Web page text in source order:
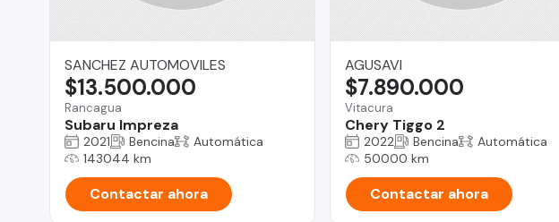
SANCHEZ AUTOMOVILES
Rancagua
Subaru Impreza
$13.500.000
2021 Bencina
Automática
143044 km
Contactar ahora
AGUSAVI
Vitacura
Chery Tiggo 2
$7.890.000
2022 Bencina
Automática
50000 km
Contactar ahora